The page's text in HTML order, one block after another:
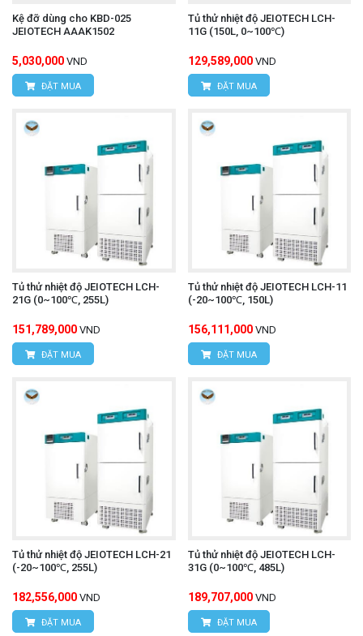
Kệ đỡ dùng cho KBD-025
JEIOTECH AAAK1502
5,030,000 VND
ĐẶT MUA
Tủ thử nhiệt độ JEIOTECH LCH-
11G (150L, 0~100℃)
129,589,000 VND
ĐẶT MUA
Tủ thử nhiệt độ JEIOTECH LCH-
21G (0~100℃, 255L)
151,789,000 VND
ĐẶT MUA
Tủ thử nhiệt độ JEIOTECH LCH-11
(-20~100℃, 150L)
156,111,000 VND
ĐẶT MUA
Tủ thử nhiệt độ JEIOTECH LCH-21
(-20~100℃, 255L)
182,556,000 VND
ĐẶT MUA
Tủ thử nhiệt độ JEIOTECH LCH-
31G (0~100℃, 485L)
189,707,000 VND
ĐẶT MUA